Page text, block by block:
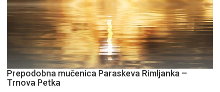
Prepodobna mučenica Paraskeva Rimljanka –
Trnova Petka